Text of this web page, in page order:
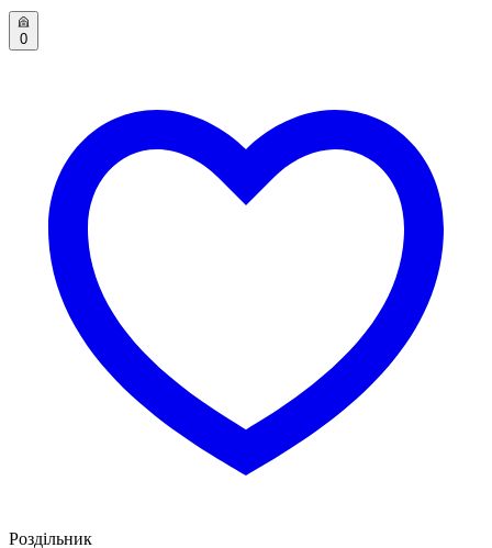
0
Роздільник